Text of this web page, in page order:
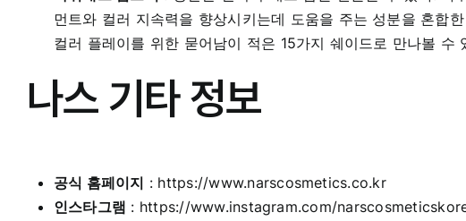
먼트와 컬러 지속력을 향상시키는데 도움을 주는 성분을 혼합
컬러 플레이를 위한 묻어남이 적은 15가지 쉐이드로 만나볼
나스 기타 정보
공식 홈페이지 : https://www.narscosmetics.co.kr
인스타그램 : https://www.instagram.com/